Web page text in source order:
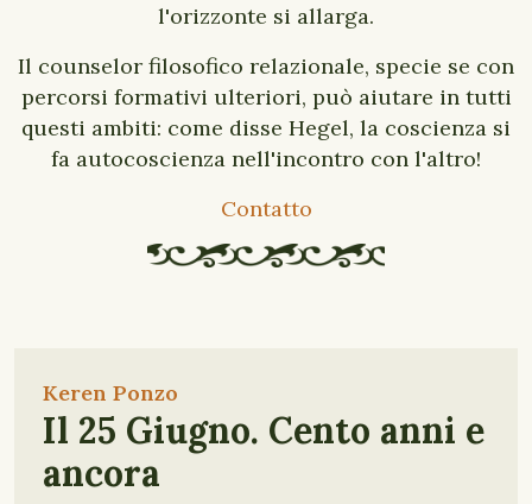
l'orizzonte si allarga.
Il counselor filosofico relazionale, specie se con
percorsi formativi ulteriori, può aiutare in tutti
questi ambiti: come disse Hegel, la coscienza si
fa autocoscienza nell'incontro con l'altro!
Contatto
Keren Ponzo
Il 25 Giugno. Cento anni e
ancora